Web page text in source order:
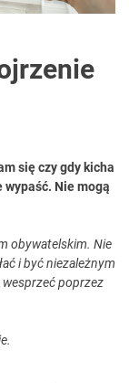
się czy gdy kicha
Nie mogą
obywatelskim. Nie
i być niezależnym
poprzez